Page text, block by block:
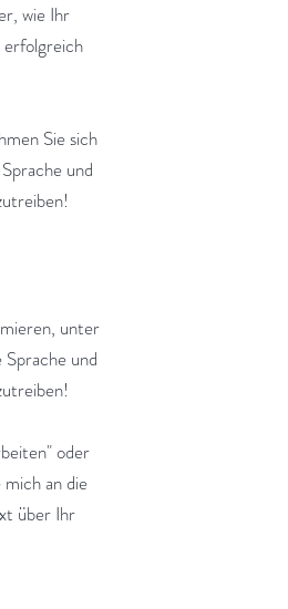
wie Ihr
erfolgreich
Sie sich
und
unter
und
oder
an die
über Ihr